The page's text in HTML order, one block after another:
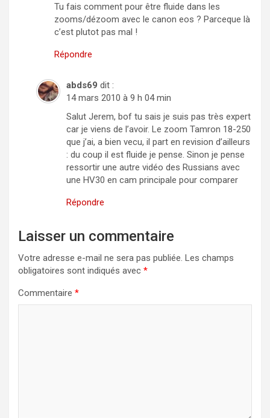
Tu fais comment pour être fluide dans les
zooms/dézoom avec le canon eos ? Parceque là
c’est plutot pas mal !
Répondre
abds69 dit :
14 mars 2010 à 9 h 04 min
Salut Jerem, bof tu sais je suis pas très expert
car je viens de l’avoir. Le zoom Tamron 18-250
que j’ai, a bien vecu, il part en revision d’ailleurs
: du coup il est fluide je pense. Sinon je pense
ressortir une autre vidéo des Russians avec
une HV30 en cam principale pour comparer
Répondre
Laisser un commentaire
Votre adresse e-mail ne sera pas publiée. Les champs
obligatoires sont indiqués avec *
Commentaire *